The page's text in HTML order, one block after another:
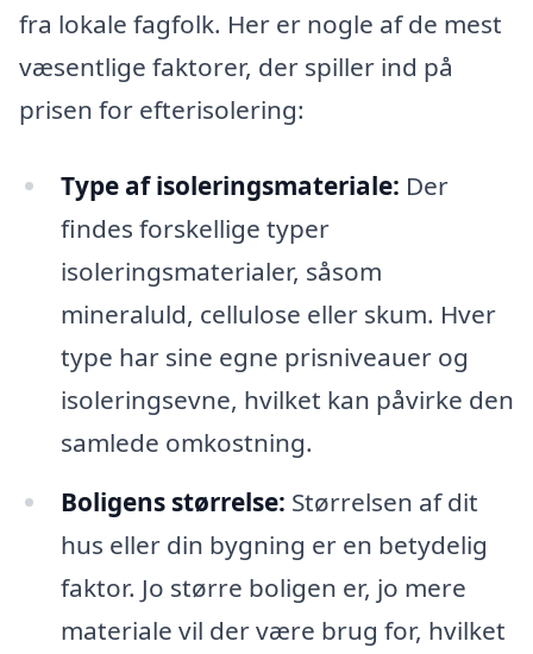
fra lokale fagfolk. Her er nogle af de mest
væsentlige faktorer, der spiller ind på
prisen for efterisolering:
Type af isoleringsmateriale: Der
findes forskellige typer
isoleringsmaterialer, såsom
mineraluld, cellulose eller skum. Hver
type har sine egne prisniveauer og
isoleringsevne, hvilket kan påvirke den
samlede omkostning.
Boligens størrelse: Størrelsen af dit
hus eller din bygning er en betydelig
faktor. Jo større boligen er, jo mere
materiale vil der være brug for, hvilket